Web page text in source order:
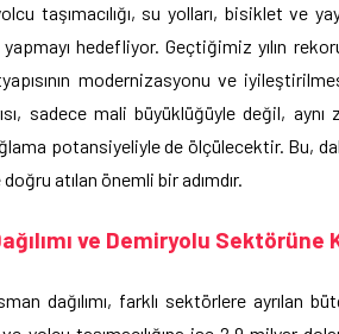
taşımacılığı, su yolları, bisiklet ve
yapmayı hedefliyor. Geçtiğimiz yılın
modernizasyonu ve
sadece mali büyüklüğüyle değil,
potansiyeliyle de ölçülecektir. Bu,
atılan önemli bir adımdır.
ve Demiryolu Sektörüne
dağılımı, farklı sektörlere ayrılan